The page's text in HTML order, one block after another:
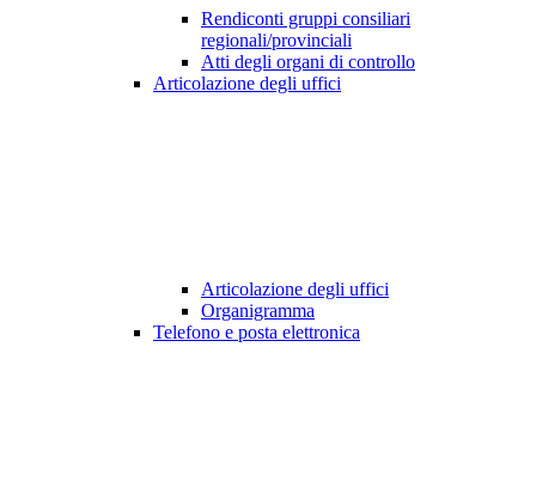
Rendiconti gruppi consiliari
regionali/provinciali
Atti degli organi di controllo
Articolazione degli uffici
Articolazione degli uffici
Organigramma
Telefono e posta elettronica